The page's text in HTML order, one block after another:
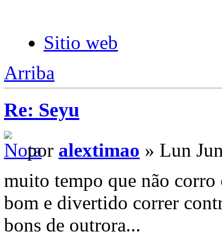
Sitio web
Arriba
Re: Seyu
por alextimao » Lun
muito tempo que não
bom e divertido correr
bons de outrora...